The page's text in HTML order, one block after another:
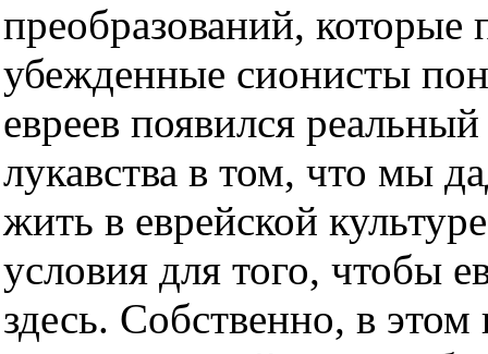
преобразований,
убежденные сионисты
евреев появился
лукавства в том, что мы
жить в еврейской
условия для того, чтобы
здесь. Собственно, в